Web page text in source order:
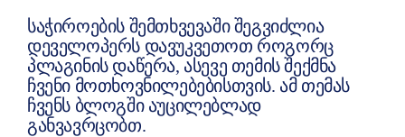
საჭიროების შემთხვევაში შეგვიძლია
დეველოპერს დავუკვეთოთ როგორც
პლაგინის დაწერა, ასევე თემის შექმნა
ჩვენი მოთხოვნილებებისთვის. ამ თემას
ჩვენს ბლოგში აუცილებლად
განვავრცობთ.